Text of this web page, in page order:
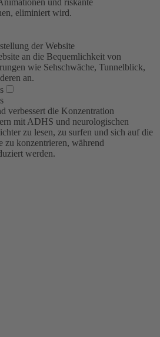
und riskante
eliminiert wird.
der Website
an die Bequemlichkeit von
wie Sehschwäche, Tunnelblick,
an.
verbessert die Konzentration
mit ADHS und neurologischen
zu lesen, zu surfen und sich auf die
zu konzentrieren, während
werden.